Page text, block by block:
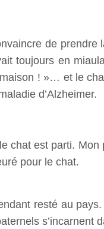
de
toujours en
! »… et le
d’Alzheimer.
chat est parti.
pour le chat.
resté au